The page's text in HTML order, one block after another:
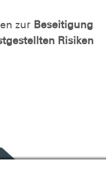
zur Beseitigung
Risiken